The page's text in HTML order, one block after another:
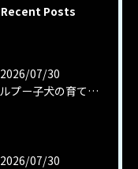
Recent Posts
2026/07/30
マルプー子犬の育て方と魅力解説
2026/07/30